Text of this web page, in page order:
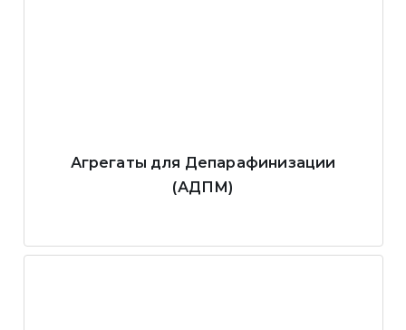
Агрегаты для Депарафинизации
(АДПМ)